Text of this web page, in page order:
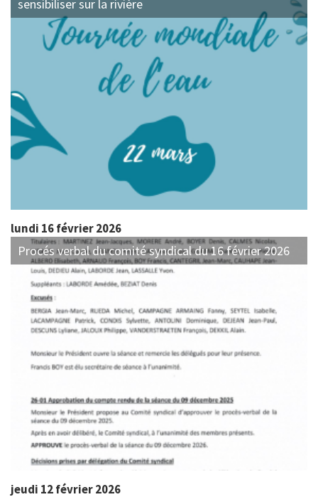
sensibiliser sur la rivière
lundi 16 février 2026
Procés verbal du comité syndical du 16 février 2026
jeudi 12 février 2026